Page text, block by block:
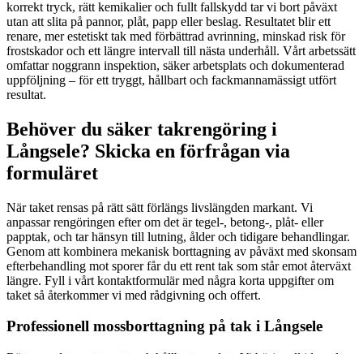
korrekt tryck, rätt kemikalier och fullt fallskydd tar vi bort påväxt
utan att slita på pannor, plåt, papp eller beslag. Resultatet blir ett
renare, mer estetiskt tak med förbättrad avrinning, minskad risk för
frostskador och ett längre intervall till nästa underhåll. Vårt arbetssätt
omfattar noggrann inspektion, säker arbetsplats och dokumenterad
uppföljning – för ett tryggt, hållbart och fackmannamässigt utfört
resultat.
Behöver du säker takrengöring i
Långsele? Skicka en förfrågan via
formuläret
När taket rensas på rätt sätt förlängs livslängden markant. Vi
anpassar rengöringen efter om det är tegel-, betong-, plåt- eller
papptak, och tar hänsyn till lutning, ålder och tidigare behandlingar.
Genom att kombinera mekanisk borttagning av påväxt med skonsam
efterbehandling mot sporer får du ett rent tak som står emot återväxt
längre. Fyll i vårt kontaktformulär med några korta uppgifter om
taket så återkommer vi med rådgivning och offert.
Professionell mossborttagning på tak i Långsele